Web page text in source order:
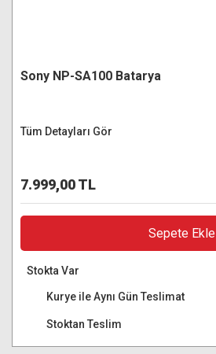
Sony NP-SA100 Batarya
Tüm Detayları Gör
7.999,00 TL
Sepete Ekle
Stokta Var
Kurye ile Aynı Gün Teslimat
Stoktan Teslim